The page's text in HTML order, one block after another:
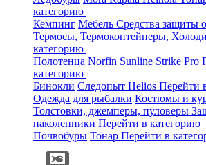
категорию
Кемпинг Мебель Средства защиты
Термосы, Термоконтейнеры,
категорию
Полотенца Norfin Sunline Strike Pro
категорию
Бинокли Следопыт Helios Перейти
Одежда для рыбалки Костюмы и
Толстовки, джемперы, пуловеры
наколенники Перейти в категорию
Почвобуры Тонар Перейти в